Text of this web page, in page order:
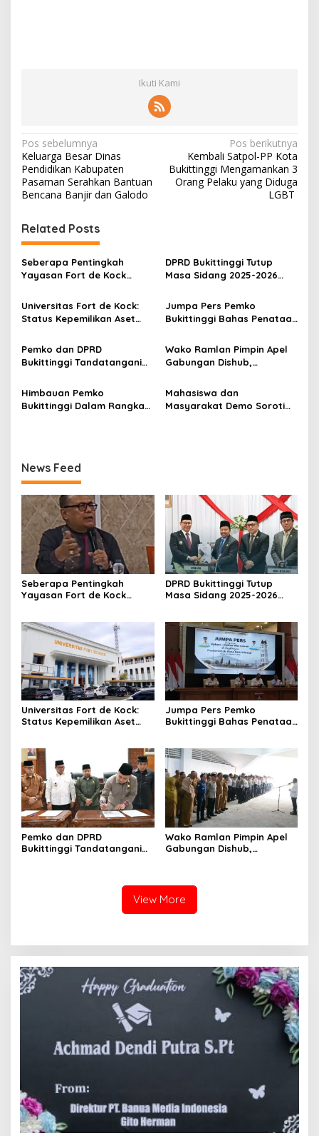
Ikuti Kami
N
a
v
g
a
s
p
o
s
Pos sebelumnya
Keluarga Besar Dinas
Pendidikan Kabupaten
Pasaman Serahkan Bantuan
Bencana Banjir dan Galodo
Pos berikutnya
Kembali Satpol-PP Kota
Bukittinggi Mengamankan 3
Orang Pelaku yang Diduga
LGBT
Related Posts
Seberapa Pentingkah
Yayasan Fort de Kock
Perekonomian Masyarakat
Jam Gadang?
DPRD Bukittinggi Tutup
Masa Sidang 2025-2026
2026-2027, Wako Ramlan
Beri Apresiasi
Universitas Fort de Kock:
Status Kepemilikan Aset
Milik Yayasan Berdasarkan
Putusan Mahkamah Agung
Nomor 2108/K/Pdt/2022
Jumpa Pers Pemko
Bukittinggi Bahas Penataan
Kampus UFDK
Pemko dan DPRD
Bukittinggi Tandatangani
Perubahan KUA-PPAS APBD
2026
Wako Ramlan Pimpin Apel
Gabungan Dishub,
Persiapan Angkutan Gratis
Pelajar
Himbauan Pemko
Bukittinggi Dalam Rangka
Mahasiswa dan
Masyarakat Demo Soroti
News Feed
Seberapa Pentingkah
Yayasan Fort de Kock
Jam Gadang?
DPRD Bukittinggi Tutup
Masa Sidang 2025-2026
Beri Apresiasi
Universitas Fort de Kock:
Status Kepemilikan Aset
Putusan Mahkamah Agung
Nomor 2108/K/Pdt/2022
Jumpa Pers Pemko
Bukittinggi Bahas Penataan
Pemko dan DPRD
Bukittinggi Tandatangani
Wako Ramlan Pimpin Apel
Gabungan Dishub,
View More